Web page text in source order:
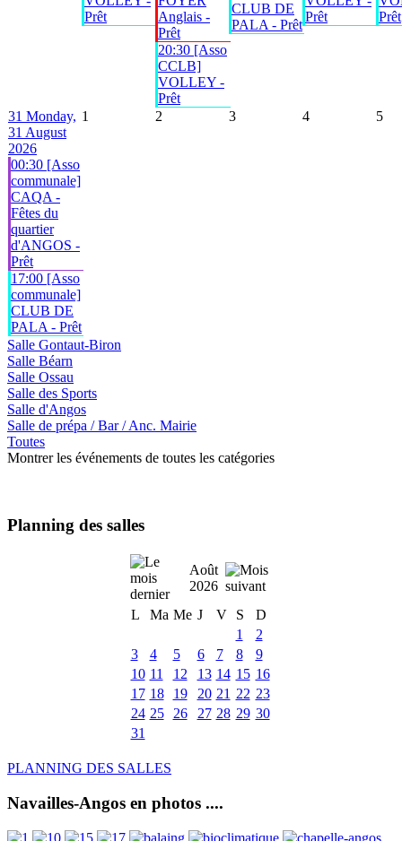
Prêt
Anglais -
Prêt
20:30 [Asso
CCLB]
VOLLEY -
Prêt
CLUB DE
PALA - Prêt
Prêt
Prêt
31 Monday,
31 August
2026
00:30 [Asso
communale]
CAQA -
Fêtes du
quartier
d'ANGOS -
Prêt
17:00 [Asso
communale]
CLUB DE
PALA - Prêt
1 2 3 4 5
Salle Gontaut-Biron
Salle Béarn
Salle Ossau
Salle des Sports
Salle d'Angos
Salle de prépa / Bar / Anc. Mairie
Toutes
Montrer les événements de toutes les catégories
Planning des salles
Août
2026
L
Ma Me J V S
D
1
2
3
4 5 6 7 8
9
10 11 12 13 14 15 16
17 18 19 20 21 22 23
24 25 26 27 28 29 30
31
PLANNING DES SALLES
Navailles-Angos en photos ....